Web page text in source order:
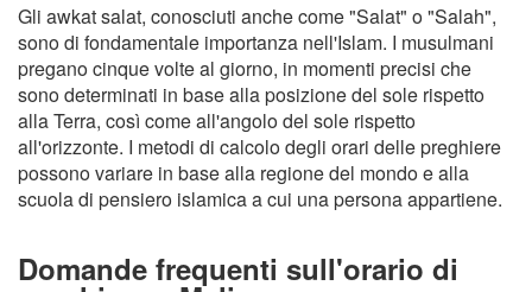
Gli awkat salat, conosciuti anche come "Salat" o "Salah",
sono di fondamentale importanza nell'Islam. I musulmani
pregano cinque volte al giorno, in momenti precisi che
sono determinati in base alla posizione del sole rispetto
alla Terra, così come all'angolo del sole rispetto
all'orizzonte. I metodi di calcolo degli orari delle preghiere
possono variare in base alla regione del mondo e alla
scuola di pensiero islamica a cui una persona appartiene.
Domande frequenti sull'orario di